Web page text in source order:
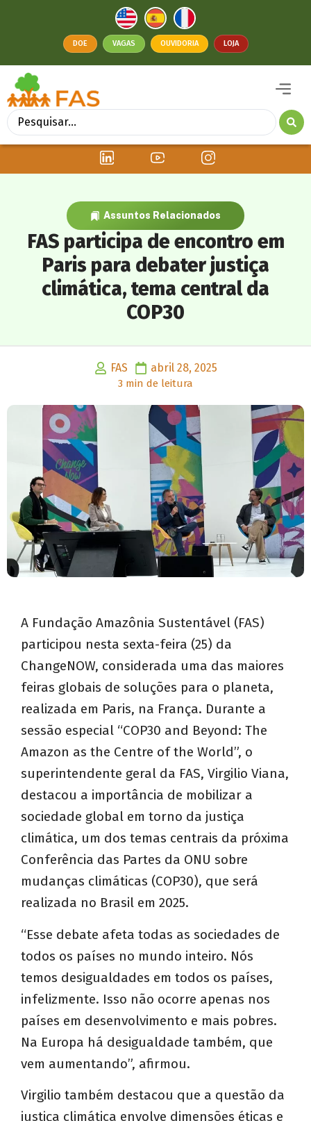
DOE VAGAS OUVIDORIA LOJA
Assuntos Relacionados
FAS participa de encontro em
Paris para debater justiça
climática, tema central da
COP30
FAS abril 28, 2025
3 min de leitura
A Fundação Amazônia Sustentável (FAS)
participou nesta sexta-feira (25) da
ChangeNOW, considerada uma das maiores
feiras globais de soluções para o planeta,
realizada em Paris, na França. Durante a
sessão especial “COP30 and Beyond: The
Amazon as the Centre of the World”, o
superintendente geral da FAS, Virgilio Viana,
destacou a importância de mobilizar a
sociedade global em torno da justiça
climática, um dos temas centrais da próxima
Conferência das Partes da ONU sobre
mudanças climáticas (COP30), que será
realizada no Brasil em 2025.
“Esse debate afeta todas as sociedades de
todos os países no mundo inteiro. Nós
temos desigualdades em todos os países,
infelizmente. Isso não ocorre apenas nos
países em desenvolvimento e mais pobres.
Na Europa há desigualdade também, que
vem aumentando”, afirmou.
Virgilio também destacou que a questão da
justiça climática envolve dimensões éticas e